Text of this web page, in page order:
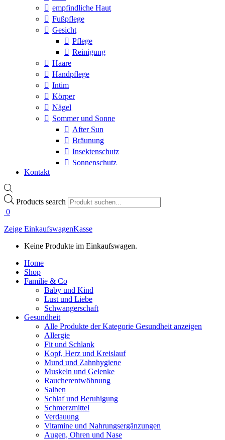
empfindliche Haut
Fußpflege
Gesicht
Pflege
Reinigung
Haare
Handpflege
Intim
Körper
Nägel
Sommer und Sonne
After Sun
Bräunung
Insektenschutz
Sonnenschutz
Kontakt
Products search
0
Zeige EinkaufswagenKasse
Keine Produkte im Einkaufswagen.
Home
Shop
Familie & Co
Baby und Kind
Lust und Liebe
Schwangerschaft
Gesundheit
Alle Produkte der Kategorie Gesundheit anzeigen
Allergie
Fit und Schlank
Kopf, Herz und Kreislauf
Mund und Zahnhygiene
Muskeln und Gelenke
Raucherentwöhnung
Salben
Schlaf und Beruhigung
Schmerzmittel
Verdauung
Vitamine und Nahrungsergänzungen
Augen, Ohren und Nase